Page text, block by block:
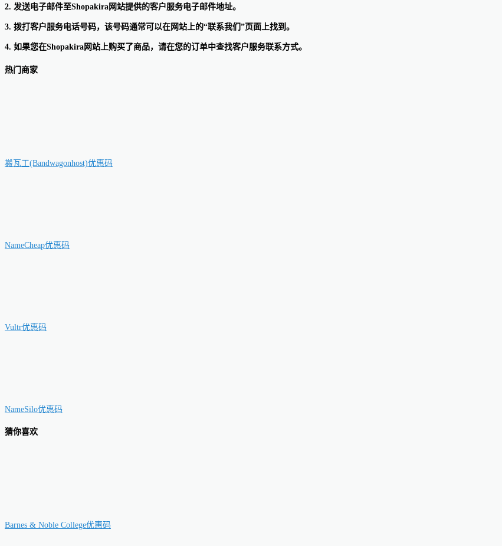
2. 发送电子邮件至Shopakira网站提供的客户服务电子邮件地址。
3. 拨打客户服务电话号码，该号码通常可以在网站上的“联系我们”页面上找到。
4. 如果您在Shopakira网站上购买了商品，请在您的订单中查找客户服务联系方式。
热门商家
搬瓦工(Bandwagonhost)优惠码
NameCheap优惠码
Vultr优惠码
NameSilo优惠码
猜你喜欢
Barnes & Noble College优惠码